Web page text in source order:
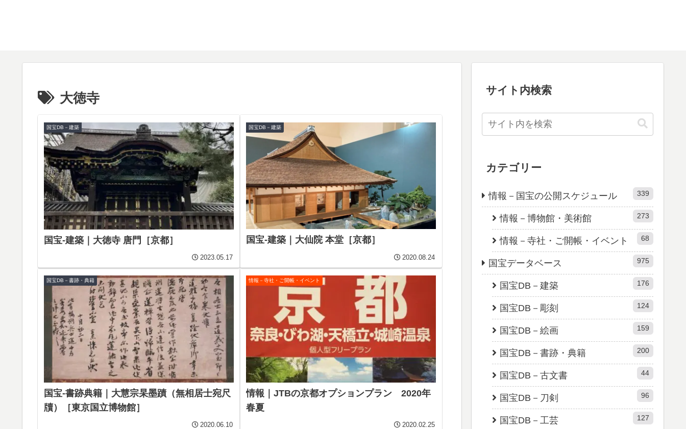
大徳寺
国宝DB－建築
国宝-建築｜大徳寺 唐門［京都］
2023.05.17
国宝DB－建築
国宝-建築｜大仙院 本堂［京都］
2020.08.24
国宝DB－書跡・典籍
国宝-書跡典籍｜大慧宗杲墨蹟（無相居士宛尺
牘）［東京国立博物館］
2020.06.10
情報－寺社・ご開帳・イベント
情報｜JTBの京都オプションプラン 2020年
春夏
2020.02.25
サイト内検索
カテゴリー
情報－国宝の公開スケジュール 339
情報－博物館・美術館 273
情報－寺社・ご開帳・イベント 68
国宝データベース 975
国宝DB－建築 176
国宝DB－彫刻 124
国宝DB－絵画 159
国宝DB－書跡・典籍 200
国宝DB－古文書 44
国宝DB－刀剣 96
国宝DB－工芸 127